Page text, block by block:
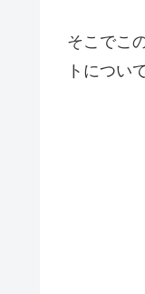
そこでこ
トについ